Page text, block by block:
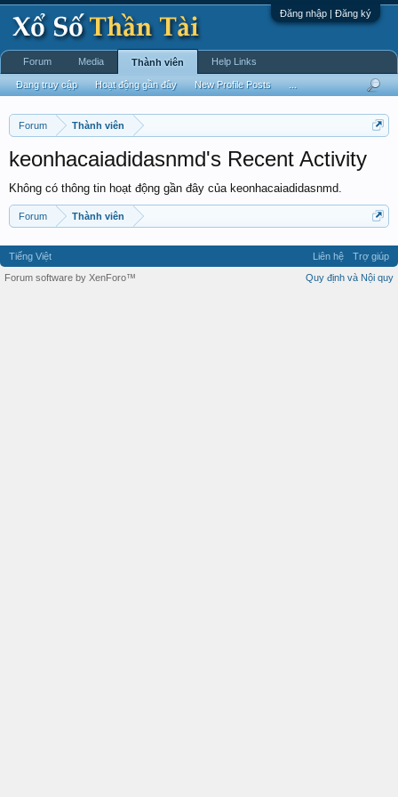
Đăng nhập | Đăng ký
Forum Thành viên
keonhacaiadidasnmd's Recent Activity
Không có thông tin hoạt động gần đây của keonhacaiadidasnmd.
Forum Thành viên
Forum Media Thành viên
Đang truy cập Hoạt động gần đây New Profile Posts
Help Links
Tiếng Việt Liên hệ
Trợ giúp
Quy định và Nội quy
Forum software by XenForo™